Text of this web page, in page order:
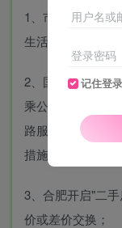
1、市场监管总局
生活美容机构等
2、国务院联防联
乘公共交通工具
路服务区和收费
措施；
3、合肥开启"二
价或差价交换；
用户名或
登录密码
记住登录